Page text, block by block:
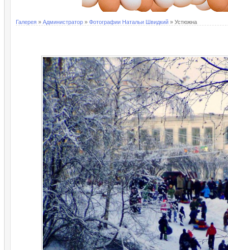
Галерея » Администратор » Фотографии Натальи Швидкий » Устюжна